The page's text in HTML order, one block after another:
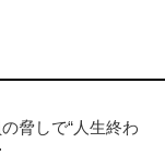
脅しで“人生終わ